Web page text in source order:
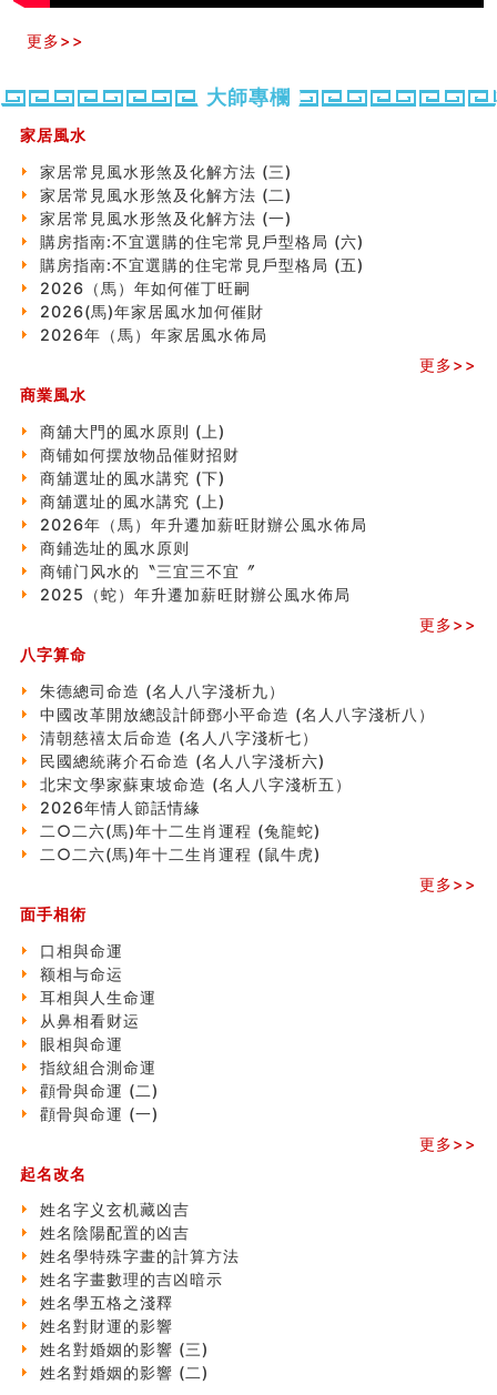
精选1500个五行属金的字
玄空本义(九)
人的面相看财运
玄空本义(八)
中國改革開放總設計師鄧小平命造 (名人八字淺析八）
测字（实例解释）
精选1000个五行属火的字
玄空本义(七)
刘燮鈞讲人相 手纹与命运(二)
商铺如何摆放物品催财招财
极其旺夫的女人面相
家居常見風水形煞及化解方法 (二)
居家風水懶人包！房子煞氣怎麼看？風水禁忌有哪些？有
這樣風水的房子別�
南半球的八字如何推排
玄空本义(六)
额相与命运
风水先生林琅仙的传说
从痣看相
姓名陰陽配置的凶吉
六爻測住宅風水 (四)
玄空本义 (五)
财务办公室风水布局
八字算命：女命八字里日坐伤官克夫？
六爻算卦：我俩之间是否还命中有未尽的缘分？
订婚就是定结婚日子吗
清朝慈禧太后命造 (名人八字淺析七）
玄空本义 (三)
飞灵山传说故事
命理解说：想请问什么时候能够遇到姻缘结婚？
商舖選址的風水講究 (下)
吉凶神跳上大运时的断法【四柱技巧】
玄空本义 (二)
大門風水五大禁忌！大門風水擺設？門中門風水解方？
出现这几种面相桃花泛
寓意好的五行属水的汉字有哪些？五行属水的汉字大全
玄空本义 (一)
＂天下第一关＂的由来
无名指长的人有艺术天赋？手指长短能看出什么？
六爻測住宅風水 (三)
別再一知半解！正解住宅風水十大禁忌
風水辟邪大全
八字天干合化详解
手指饱满福运加身，这种手相福运在何处？
八字铁口直断经验总结五十条
《高岛易断》(四)
民間風水知識九十四條
马斯克八字分析
饭店餐馆风水布局知识
六爻占卜中如何预测官运、事业运？
《高岛易断》(三)
更多>>
大師專欄
家居風水
家居常見風水形煞及化解方法 (三)
家居常見風水形煞及化解方法 (二)
家居常見風水形煞及化解方法 (一)
購房指南:不宜選購的住宅常見戶型格局 (六)
購房指南:不宜選購的住宅常見戶型格局 (五)
2026（馬）年如何催丁旺嗣
2026(馬)年家居風水加何催財
2026年（馬）年家居風水佈局
更多>>
商業風水
商舖大門的風水原則 (上)
商铺如何摆放物品催财招财
商舖選址的風水講究 (下)
商舖選址的風水講究 (上)
2026年（馬）年升遷加薪旺財辦公風水佈局
商鋪选址的風水原则
商铺门风水的〝三宜三不宜〞
2025（蛇）年升遷加薪旺財辦公風水佈局
更多>>
八字算命
朱德總司命造 (名⼈⼋字淺析九）
中國改革開放總設計師鄧小平命造 (名人八字淺析八）
清朝慈禧太后命造 (名人八字淺析七）
民國總統蔣介石命造 (名人八字淺析六)
北宋文學家蘇東坡命造 (名人八字淺析五）
2026年情人節話情緣
二○二六(馬)年十二生肖運程 (兔龍蛇)
二○二六(馬)年十二生肖運程 (鼠牛虎)
更多>>
面手相術
口相與命運
额相与命运
耳相與人生命運
从鼻相看财运
眼相與命運
指紋組合測命運
顴骨與命運 (二)
顴骨與命運 (一)
更多>>
起名改名
姓名字义玄机藏凶吉
姓名陰陽配置的凶吉
姓名學特殊字畫的計算方法
姓名字畫數理的吉凶暗示
姓名學五格之淺釋
姓名對財運的影響
姓名對婚姻的影響 (三)
姓名對婚姻的影響 (二)